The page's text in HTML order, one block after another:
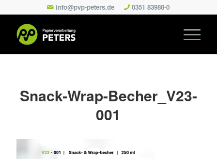
info@pvp-peters.de 0351 83988-0
Snack-Wrap-Becher_V23-
001